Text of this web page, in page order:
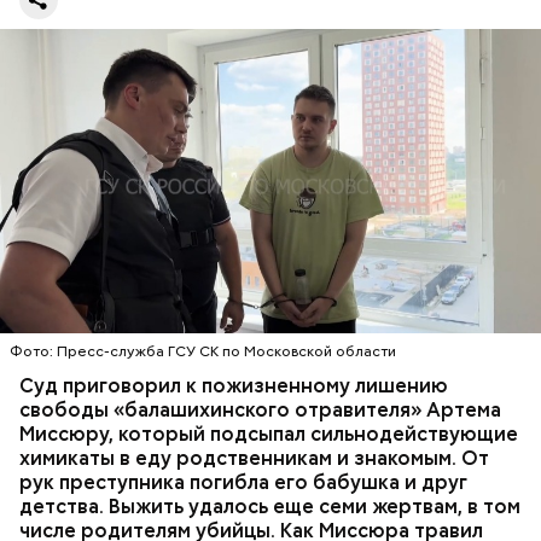
Фото: Пресс-служба ГСУ СК по Московской области
Суд приговорил к пожизненному лишению
свободы «балашихинского отравителя» Артема
Миссюру, который подсыпал сильнодействующие
химикаты в еду родственникам и знакомым. От
рук преступника погибла его бабушка и друг
детства. Выжить удалось еще семи жертвам, в том
числе родителям убийцы. Как Миссюра травил
Все началось в июне, когда двое супругов
обратились в местную больницу с жалобами на
плохое самочувствие. Врачи не смогли поставить
им точный диагноз, после чего анализы
потерпевших направили на экспертизу. В них
специалисты обнаружили сильнодействующий
химикат дихлорэтан, который не мог попасть в
организм супругов случайно. То же самое вещество
нашли в еде, изъятой из квартиры пострадавших.
Видео: пресс-служба ГСУ СК по Московской области
ОТРАВЛЕНИЯ БАЛАШИХА
РОДИТЕЛИ
СЛЕДСТВЕННЫЙ КОМИТЕТ
ЭКСПЕРТИЗЫ
Стражи порядка отправились в село Чанко, где
может скрываться вероятный злоумышленник.
Параллельно с этим в Махачкале объявлен план
«Перехват». Въезд и выезд в город перекрыты.
Помимо этого, полицейские патрулируют улицы,
железнодорожный вокзал и аэропорт.